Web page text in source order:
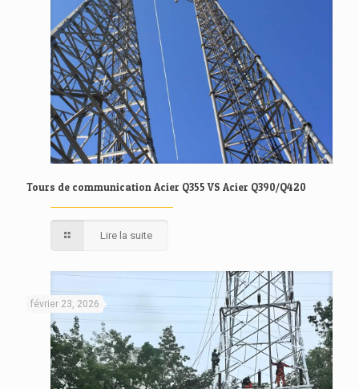
Tours de communication Acier Q355 VS Acier Q390/Q420
Lire la suite
février 23, 2026